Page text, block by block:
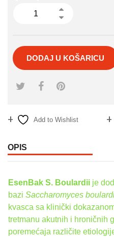
DODAJ U KOŠARICU
Add to Wishlist
OPIS
EsenBak S. Boulardii je
bazi Saccharomyces
kvasca sa klinički
tretmanu akutnih i hroničnih
poremećaja različite